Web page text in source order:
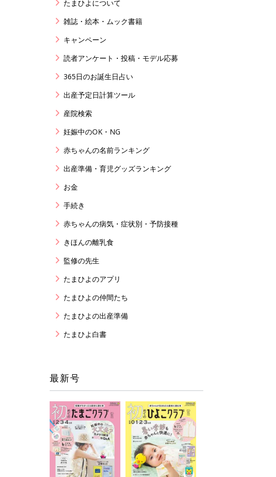
たまひよについて
雑誌・絵本・ムック書籍
キャンペーン
読者アンケート・投稿・モデル応募
365日のお誕生日占い
出産予定日計算ツール
産院検索
妊娠中のOK・NG
赤ちゃんの名前ランキング
出産準備・育児グッズランキング
お金
手続き
赤ちゃんの病気・症状別・予防接種
きほんの離乳食
監修の先生
たまひよのアプリ
たまひよの仲間たち
たまひよの出産準備
たまひよ白書
最新号